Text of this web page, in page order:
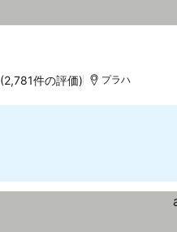
(2,781件の評価) プラハ